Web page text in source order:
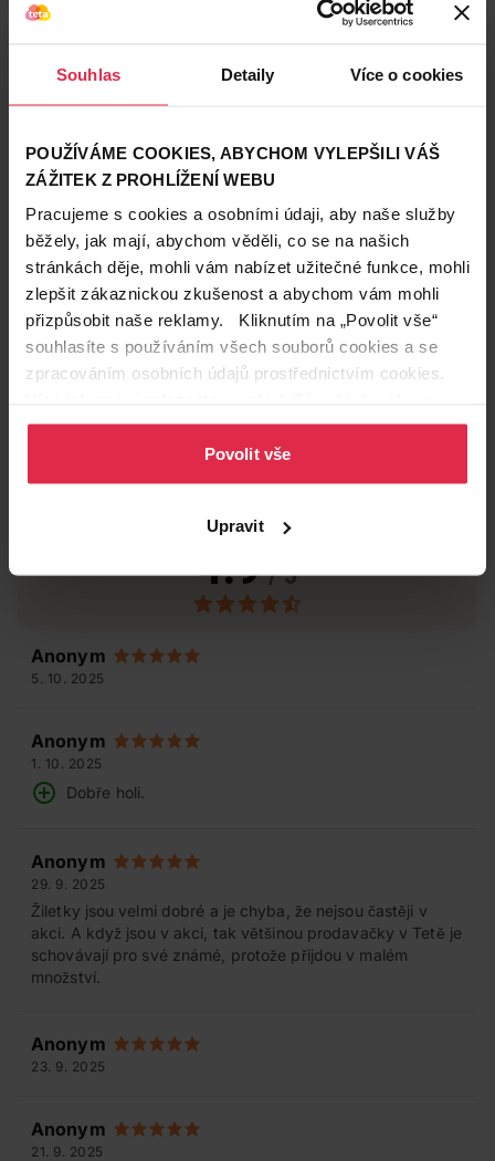
Souhlas Detaily Více o cookies
POUŽÍVÁME COOKIES, ABYCHOM VYLEPŠILI VÁŠ
ZÁŽITEK Z PROHLÍŽENÍ WEBU
Pracujeme s cookies a osobními údaji, aby naše služby
běžely, jak mají, abychom věděli, co se na našich
stránkách děje, mohli vám nabízet užitečné funkce, mohli
zlepšit zákaznickou zkušenost a abychom vám mohli
přizpůsobit naše reklamy. Kliknutím na „Povolit vše“
souhlasíte s používáním všech souborů cookies a se
zpracováním osobních údajů prostřednictvím cookies.
osobních údajů.
Povolit vše
Upravit
Podobné produkty
4.9/ 5
Anonym
5. 10. 2025
Anonym
1. 10. 2025
Dobře holi.
Anonym
29. 9. 2025
Žiletky jsou velmi dobré a je chyba, že nejsou častěji v
akci. A když jsou v akci, tak většinou prodavačky v Tetě je
schovávají pro své známé, protože přijdou v malém
množství.
Anonym
23. 9. 2025
Anonym
21. 9. 2025